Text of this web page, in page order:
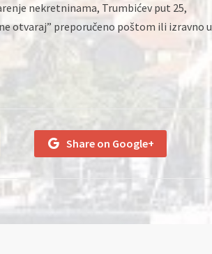
nekretninama, Trumbićev put 25,
otvaraj” preporučeno poštom ili izravno u
Share on Google+